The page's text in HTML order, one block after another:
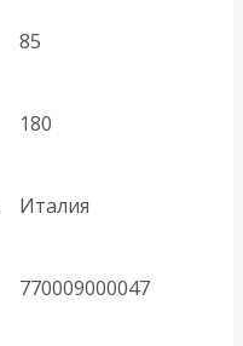
85
180
Италия
770009000047